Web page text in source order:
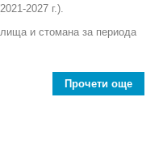
2027 г.).
и стомана за периода
Прочети още